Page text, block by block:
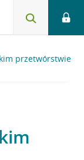
przetwórstwie